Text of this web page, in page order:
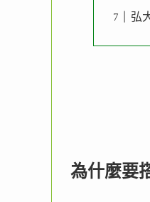
弘
為什麼要